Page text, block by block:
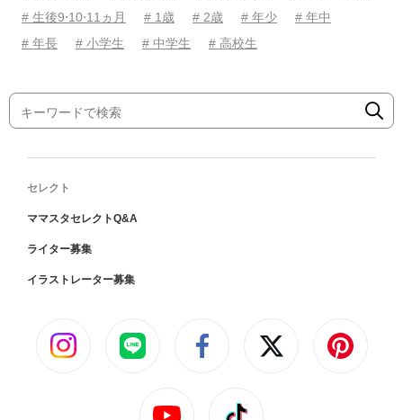
# 生後9⋅10⋅11ヵ月
# 1歳 # 2歳 # 年少
# 年中
# 年長
# 小学生 # 中学生 # 高校生
セレクト
ママスタセレクトQ&A
ライター募集
イラストレーター募集